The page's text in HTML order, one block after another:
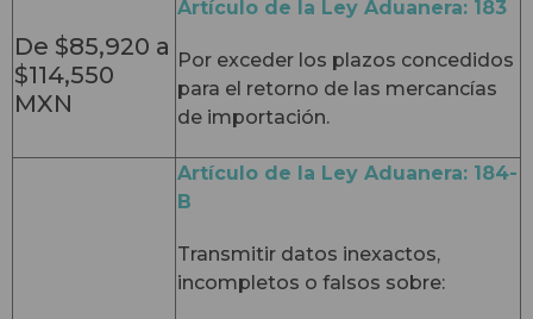
De $85,920 a
$114,550
MXN
Artículo de la Ley Aduanera: 183
Por exceder los plazos concedidos
para el retorno de las mercancías
de importación.
Artículo de la Ley Aduanera: 184-
B
Transmitir datos inexactos,
incompletos o falsos sobre: